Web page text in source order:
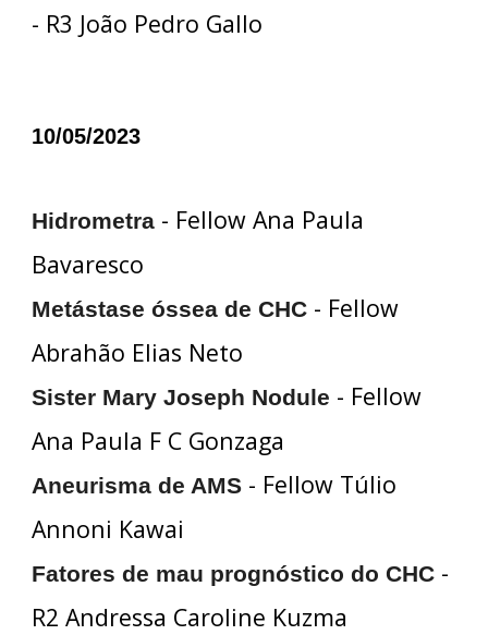
- R3 João Pedro Gallo
10/05/2023
Hidrometra - Fellow Ana Paula
Bavaresco
Metástase óssea de CHC - Fellow
Abrahão Elias Neto
Sister Mary Joseph Nodule - Fellow
Ana Paula F C Gonzaga
Aneurisma de AMS - Fellow Túlio
Annoni Kawai
Fatores de mau prognóstico do CHC -
R2 Andressa Caroline Kuzma